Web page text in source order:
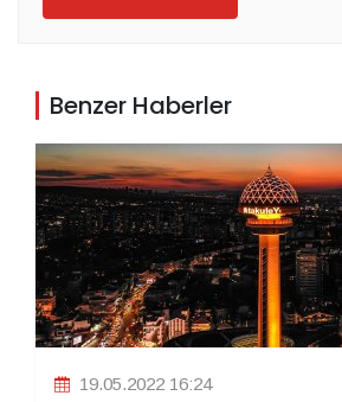
Benzer Haberler
19.05.2022 16:24